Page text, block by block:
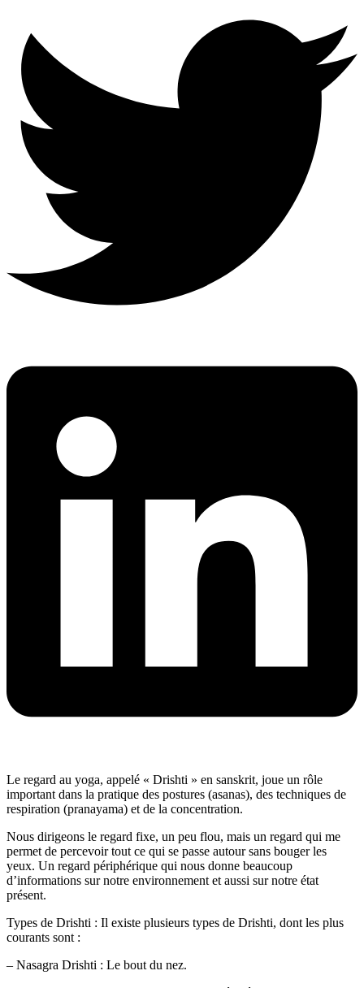
Le regard au yoga, appelé « Drishti » en sanskrit, joue un rôle
important dans la pratique des postures (asanas), des techniques de
respiration (pranayama) et de la concentration.
Nous dirigeons le regard fixe, un peu flou, mais un regard qui me
permet de percevoir tout ce qui se passe autour sans bouger les
yeux. Un regard périphérique qui nous donne beaucoup
d’informations sur notre environnement et aussi sur notre état
présent.
Types de Drishti : Il existe plusieurs types de Drishti, dont les plus
courants sont :
– Nasagra Drishti : Le bout du nez.